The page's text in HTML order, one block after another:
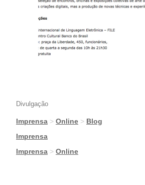
Divulgação
Imprensa > Online > Blog
|Imprensa
|Imprensa > Online